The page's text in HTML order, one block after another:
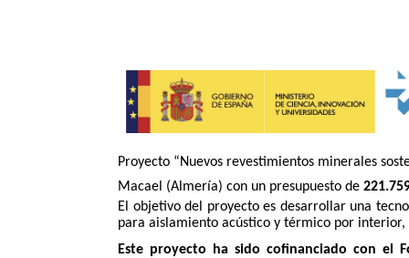
Proyecto “Nuevos revestimientos minerales
Macael (Almería) con un presupuesto de
El objetivo del proyecto es desarrollar una
para aislamiento acústico y térmico por
Este proyecto ha sido cofinanciado con el